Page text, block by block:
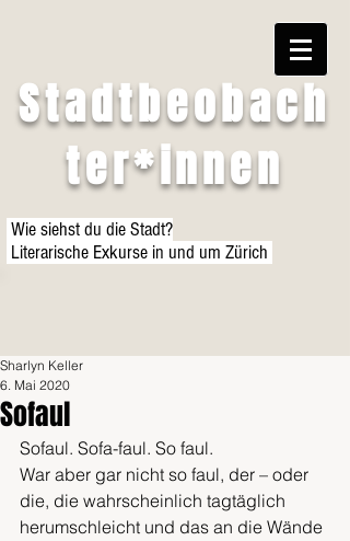
Stadtbeobach
ter*innen
Wie siehst du die Stadt?
Literarische Exkurse in und um Zürich
Sofaul
Sharlyn Keller
6. Mai 2020
Sofaul. Sofa-faul. So faul.
War aber gar nicht so faul, der – oder
die, die wahrscheinlich tagtäglich
herumschleicht und das an die Wände